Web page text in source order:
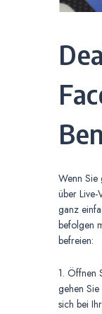
Wenn Sie
über Live-
ganz
befolgen
befreien:
1. Öffnen
gehen
sich bei